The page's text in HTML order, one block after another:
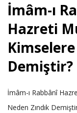
İmâm-ı
Hazreti
Kimselere
Demiştir?
İmâm-ı Rabbânî
Neden Zındık